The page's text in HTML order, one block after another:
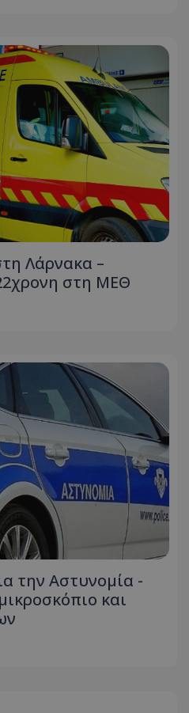
Λάρνακα –
στη ΜΕΘ
την Αστυνομία -
και